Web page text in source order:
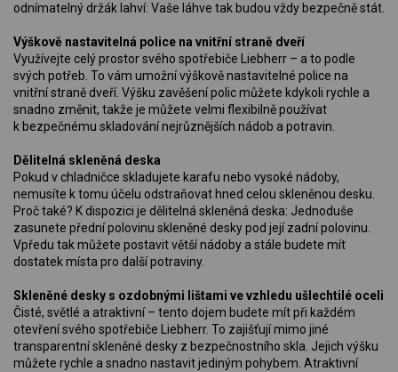
odnímatelný držák lahví: Vaše láhve tak budou vždy bezpečně stát.
Výškově nastavitelná police na vnitřní straně dveří
Využívejte celý prostor svého spotřebiče Liebherr – a to podle
svých potřeb. To vám umožní výškově nastavitelné police na
vnitřní straně dveří. Výšku zavěšení polic můžete kdykoli rychle a
snadno změnit, takže je můžete velmi flexibilně používat
k bezpečnému skladování nejrůznějších nádob a potravin.
Dělitelná skleněná deska
Pokud v chladničce skladujete karafu nebo vysoké nádoby,
nemusíte k tomu účelu odstraňovat hned celou skleněnou desku.
Proč také? K dispozici je dělitelná skleněná deska: Jednoduše
zasunete přední polovinu skleněné desky pod její zadní polovinu.
Vpředu tak můžete postavit větší nádoby a stále budete mít
dostatek místa pro další potraviny.
Skleněné desky s ozdobnými lištami ve vzhledu ušlechtilé oceli
Čisté, světlé a atraktivní – tento dojem budete mít při každém
otevření svého spotřebiče Liebherr. To zajišťují mimo jiné
transparentní skleněné desky z bezpečnostního skla. Jejich výšku
můžete rychle a snadno nastavit jediným pohybem. Atraktivní